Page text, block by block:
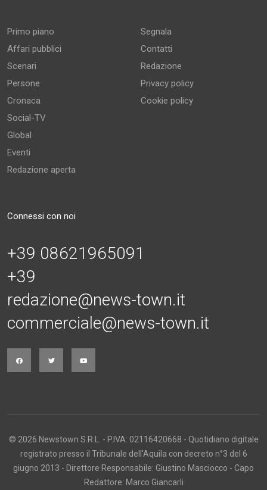
Primo piano
Affari pubblici
Scenari
Persone
Cronaca
Social-TV
Global
Eventi
Redazione aperta
Segnala
Contatti
Redazione
Privacy policy
Cookie policy
Connessi con noi
+39 08621965091
+39
redazione@news-town.it
commerciale@news-town.it
© 2026 Newstown S.R.L. - P.IVA: 02116420668 - Quotidiano digitale
registrato presso il Tribunale dell'Aquila con decreto n°3 del 6
giugno 2013 - Direttore Responsabile: Giustino Masciocco - Capo
Redattore: Marco Giancarli